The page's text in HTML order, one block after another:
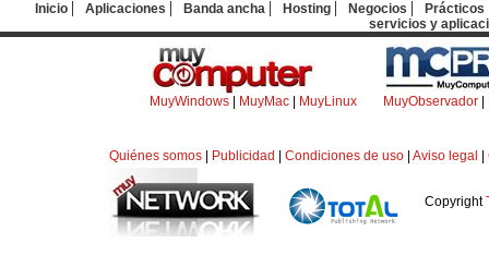
Inicio Aplicaciones Banda ancha Hosting Negocios
Prácticos
servicios y
MuyWindows MuyMac MuyLinux MuyObservador
Quiénes somos Publicidad Condiciones de uso Aviso legal
Copyright